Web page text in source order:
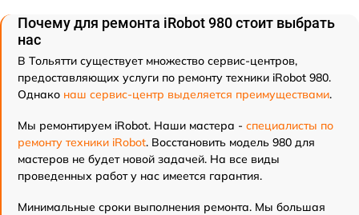
Почему для ремонта iRobot 980 стоит выбрать
нас
В Тольятти существует множество сервис-центров,
предоставляющих услуги по ремонту техники iRobot 980.
Однако наш сервис-центр выделяется преимуществами.
Мы ремонтируем iRobot. Наши мастера - специалисты по
ремонту техники iRobot. Восстановить модель 980 для
мастеров не будет новой задачей. На все виды
проведенных работ у нас имеется гарантия.
Минимальные сроки выполнения ремонта. Мы большая